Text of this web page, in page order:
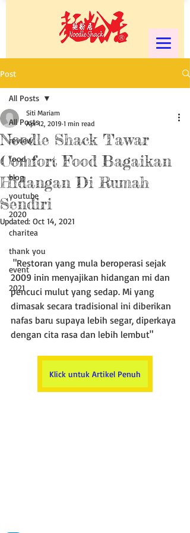
Post
All Posts
review
food
blog
youtube
2020
charitea
thank you
event
2021
All Posts
Noodle Shack Tawar
Comfort Food Bagaikan
Hidangan Di Rumah
Sendiri
Siti Mariam
Apr 12, 2019 1 min read
Updated: Oct 14, 2021
2009 inin menyajikan hidangan mi dan
pencuci mulut yang sedap. Mi yang
dimasak secara tradisional ini diberikan
nafas baru supaya lebih segar, diperkaya
dengan cita rasa dan lebih lembut"
Klick untuk Artikel Penuh